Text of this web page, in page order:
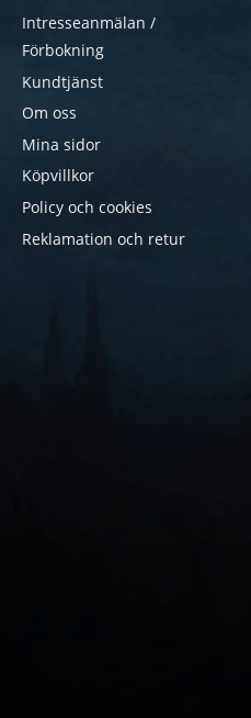
Intresseanmälan /
Förbokning
Kundtjänst
Om oss
Mina sidor
Köpvillkor
Policy och cookies
Reklamation och retur